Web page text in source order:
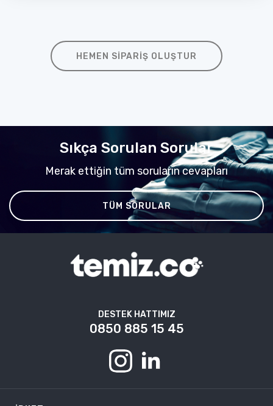
HEMEN SIPARIŞ OLUŞTUR
Sıkça Sorulan Sorular
Merak ettiğin tüm soruların cevapları
TÜM SORULAR
DESTEK HATTIMIZ
0850 885 15 45